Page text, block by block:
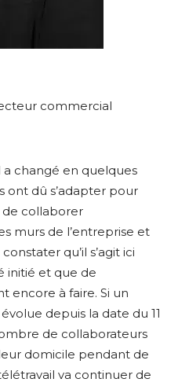
commercial
a changé en quelques
ont dû s’adapter pour
collaborer
murs de l’entreprise et
qu’il s’agit ici
initié et que de
encore à faire. Si un
depuis la date du 11
de collaborateurs
domicile pendant de
va continuer de